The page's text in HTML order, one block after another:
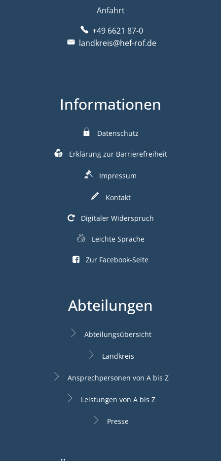
Anfahrt
+49 6621 87-0
landkreis@hef-rof.de
Informationen
Datenschutz
Erklärung zur Barrierefreiheit
Impressum
Kontakt
Digitaler Widerspruch
Leichte Sprache
Zur Facebook-Seite
Abteilungen
Abteilungsübersicht
Landkreis
Ansprechpersonen von A bis Z
Leistungen von A bis Z
Presse